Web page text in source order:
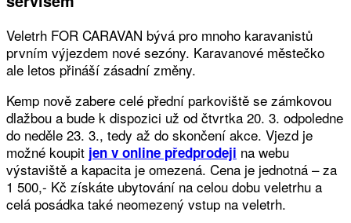
Veletrh FOR CARAVAN bývá pro mnoho karavanistů
prvním výjezdem nové sezóny. Karavanové městečko
ale letos přináší zásadní změny.
Kemp nově zabere celé přední parkoviště se zámkovou
dlažbou a bude k dispozici už od čtvrtka 20. 3. odpoledne
do neděle 23. 3., tedy až do skončení akce. Vjezd je
možné koupit jen v online předprodeji na webu
výstaviště a kapacita je omezená. Cena je jednotná – za
1 500,- Kč získáte ubytování na celou dobu veletrhu a
celá posádka také neomezený vstup na veletrh.